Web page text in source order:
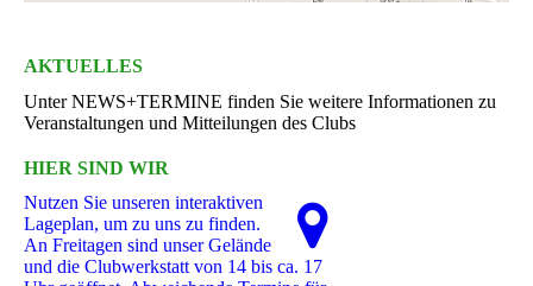
AKTUELLES
Unter NEWS+TERMINE finden Sie weitere Informationen zu
Veranstaltungen und Mitteilungen des Clubs
HIER SIND WIR
Nutzen Sie unseren interaktiven
La­ge­plan, um zu uns zu finden.
An Freitagen sind unser Gelände
und die Clubwerkstatt von 14 bis ca. 17